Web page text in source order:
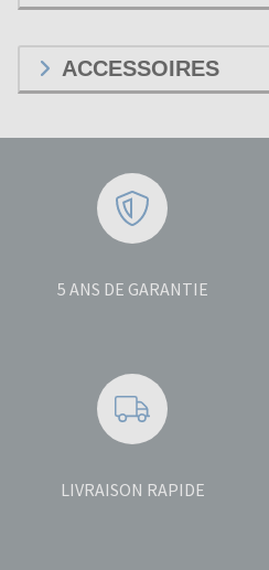
ACCESSOIRES
5 ANS DE GARANTIE
LIVRAISON RAPIDE